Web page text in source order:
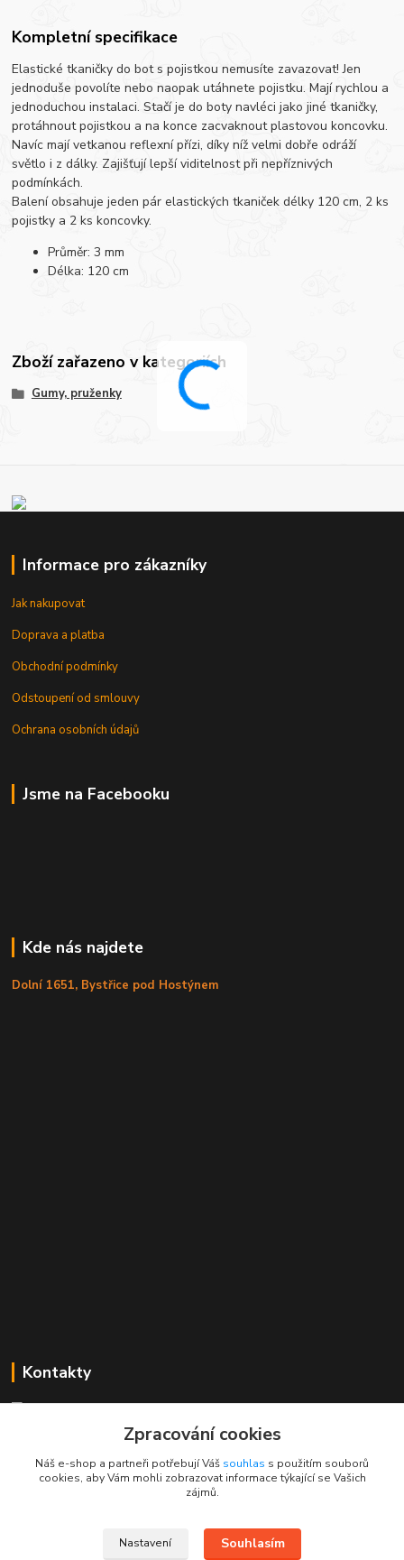
Kompletní specifikace
Elastické tkaničky do bot s pojistkou nemusíte zavazovat! Jen
jednoduše povolíte nebo naopak utáhnete pojistku. Mají rychlou a
jednoduchou instalaci. Stačí je do boty navléci jako jiné tkaničky,
protáhnout pojistkou a na konce zacvaknout plastovou koncovku.
Navíc mají vetkanou reflexní přízi, díky níž velmi dobře odráží
světlo i z dálky. Zajišťují lepší viditelnost při nepříznivých
podmínkách.
Balení obsahuje jeden pár elastických tkaniček délky 120 cm, 2 ks
pojistky a 2 ks koncovky.
Průměr: 3 mm
Délka: 120 cm
Zboží zařazeno v kategoriích
Gumy, pruženky
Informace pro zákazníky
Jak nakupovat
Doprava a platba
Obchodní podmínky
Odstoupení od smlouvy
Ochrana osobních údajů
Jsme na Facebooku
Kde nás najdete
Dolní 1651, Bystřice pod Hostýnem
Kontakty
+420 725 613 837
info@rajklubicek.cz
Zpracování cookies
Náš e-shop a partneři potřebují Váš souhlas s použitím souborů
cookies, aby Vám mohli zobrazovat informace týkající se Vašich
zájmů.
Nastavení Souhlasím